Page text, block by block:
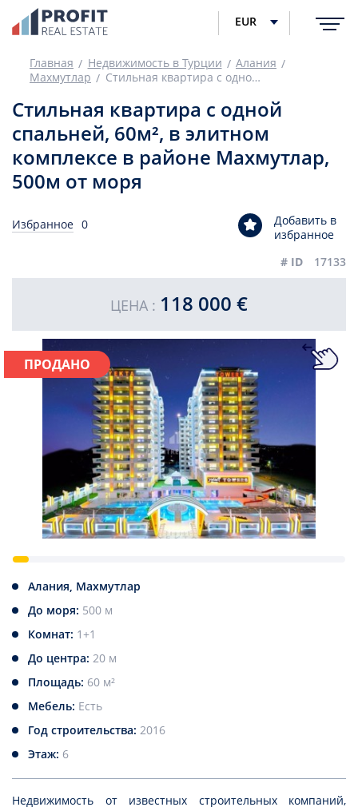
EUR
Главная Недвижимость в Турции
Алания
Махмутлар
Стильная квартира с одной спальней, 60м², в элитном комплексе в районе Махмутлар, 500м от моря
Стильная квартира с одной
спальней, 60м², в элитном
комплексе в районе Махмутлар,
500м от моря
Избранное 0
Добавить в
избранное
# ID
17133
ЦЕНА : 118 000 €
ПРОДАНО
Алания, Махмутлар
До моря: 500 м
Комнат: 1+1
До центра: 20 м
Площадь: 60 м²
Мебель: Есть
Год строительства: 2016
Этаж: 6
Недвижимость от известных строительных компаний,